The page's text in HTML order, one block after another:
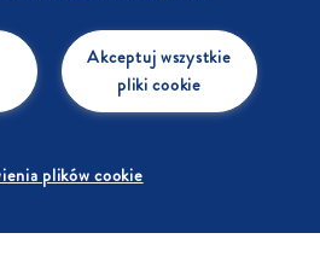
KONTAKT Akceptuj wszystkie
pliki cookie
plików cookie